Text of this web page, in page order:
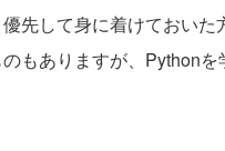
先して身に着けておい
もありますが、Python